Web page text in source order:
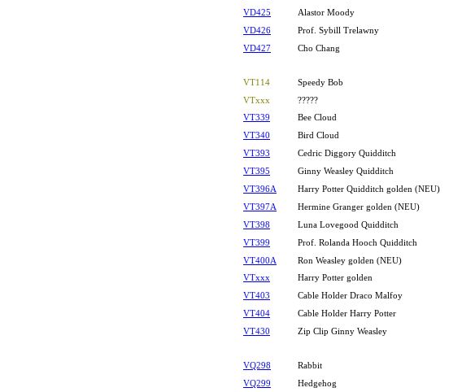
VD425
Alastor Moody
VD426
Prof. Sybill Trelawny
VD427
Cho Chang
VT114 Speedy Bob
VTxxx
?????
VT339
Bee Cloud
VT340
Bird Cloud
VT393
Cedric Diggory Quidditch
VT395
Ginny Weasley Quidditch
VT396A
Harry Potter Quidditch golden (NEU)
VT397A
Hermine Granger golden (NEU)
VT398
Luna Lovegood Quidditch
VT399
Prof. Rolanda Hooch Quidditch
VT400A
Ron Weasley golden (NEU)
VTxxx
Harry Potter golden
VT403
Cable Holder Draco Malfoy
VT404
Cable Holder Harry Potter
VT430
Zip Clip Ginny Weasley
VQ298 Rabbit
VQ299
Hedgehog